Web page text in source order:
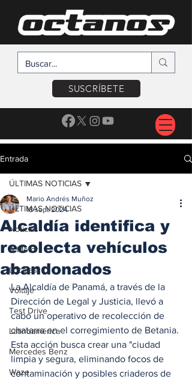
SUSCRÍBETE
Entrada
ÚLTIMAS NOTICIAS
Noticias
A Motor
Locales
Voltaje
Test Drive
Latinoamérica
Mercedes Benz
Waze
ÚLTIMAS NOTICIAS
Alcaldía identifica y
recolecta vehículos
abandonados
Mario Andrés Muñoz
18 sept 2024
La Alcaldía de Panamá, a través de la
Dirección de Legal y Justicia, llevó a
cabo un operativo de recolección de
chatarra en el corregimiento de Betania.
Esta acción busca crear una "ciudad
limpia y segura, eliminando focos de
contaminación y posibles criaderos de